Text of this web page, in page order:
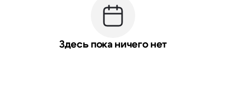
Здесь пока ничего нет